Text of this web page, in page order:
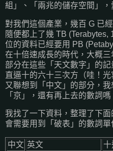
組」、「兩兆的儲存空間」
對我們這個產業，幾百 G 已
隨便都上了幾 TB
位的資料已經要用 PB
在十倍速成長的時代，大概
部分在這些「天文數字」的
直逼十的六十三次方（哇！
又聯想到「中文」的部分，
「京」，還有再上去的數詞嗎
我找了一下資料，整理了下
會需要用到「破表」的數詞
中文 英文